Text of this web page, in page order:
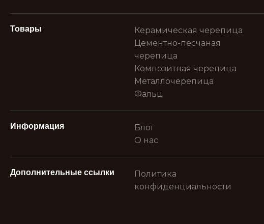
Товары
Керамическая черепица
Цементно-песчаная
черепица
Композитная черепица
Металлочерепица
Фальц
Информация
Блог
О нас
Дополнительные ссылки
Политика
конфиденциальности